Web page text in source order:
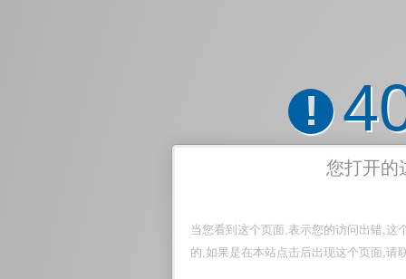
!
您打开的
当您看到这个页面,表示您的访问出错,这
的,如果是在本站点击后出现这个页面,请